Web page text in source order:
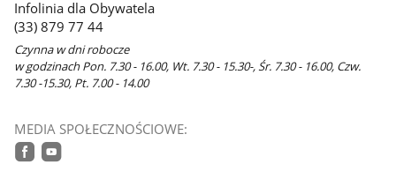
Infolinia dla Obywatela
(33) 879 77 44
Czynna w dni robocze
w godzinach Pon. 7.30 - 16.00, Wt. 7.30 - 15.30-, Śr. 7.30 - 16.00, Czw.
7.30 -15.30, Pt. 7.00 - 14.00
MEDIA SPOŁECZNOŚCIOWE: